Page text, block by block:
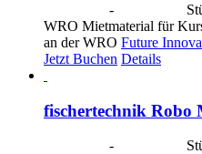
-
WRO Mietmaterial für
an der WRO Future
Jetzt Buchen Details
fischertechnik Robo
-